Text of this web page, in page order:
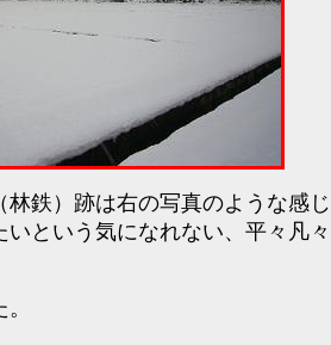
林鉄）跡は右の写真のような感じ
いという気になれない、平々凡